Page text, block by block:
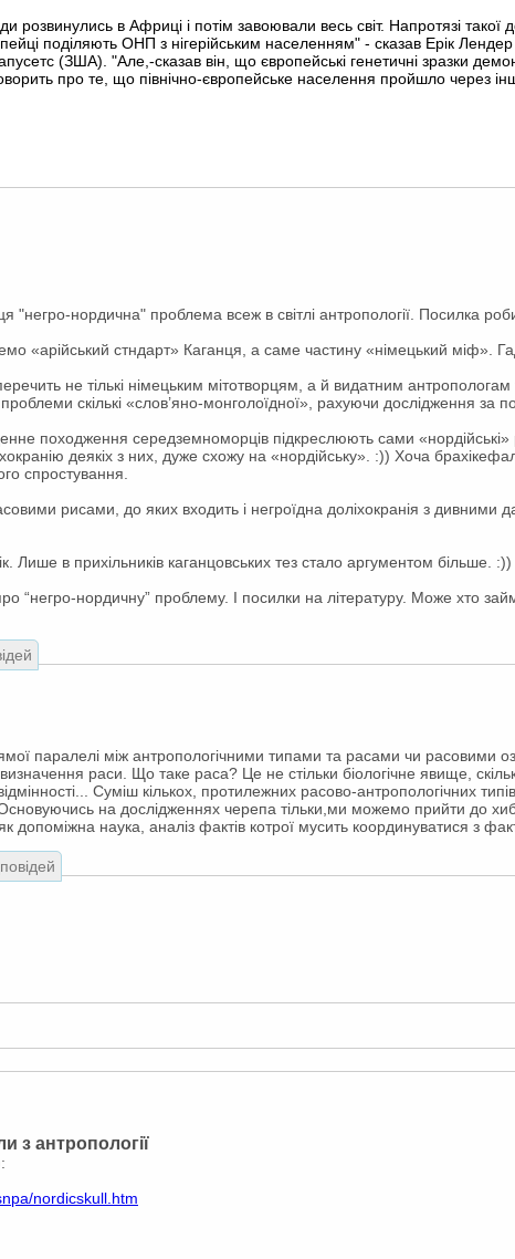
розвинулись в Африці і потім завоювали весь світ. Напротязі такої
поділяють ОНП з нігерійським населенням" - сказав Ерік
(ЗША). "Але,-сказав він, що європейські генетичні зразки
про те, що північно-європейське населення пройшло через
"негро-нордична" проблема всеж в світлі антропології. Посилка
«арійський стндарт» Каганця, а саме частину «німецький міф».
не тількі німецьким мітотворцям, а й видатним
скількі «слов’яно-монголоїдної», рахуючи дослідження за
походження середземноморців підкреслюють сами
деякіх з них, дуже схожу на «нордійську». :)) Хоча
спростування.
рисами, до яких входить і негроїдна доліхокранія з дивними
Лише в прихільників каганцовських тез стало аргументом більше. :))
“негро-нордичну” проблему. І посилки на літературу. Може хто
паралелі між антропологічними типами та расами чи расовими
раси. Що таке раса? Це не стільки біологічне явище,
Суміш кількох, протилежних расово-антропологічних
на дослідженнях черепа тільки,ми можемо прийти до
допоміжна наука, аналіз фактів котрої мусить координуватися з
з антропології
nordicskull.htm